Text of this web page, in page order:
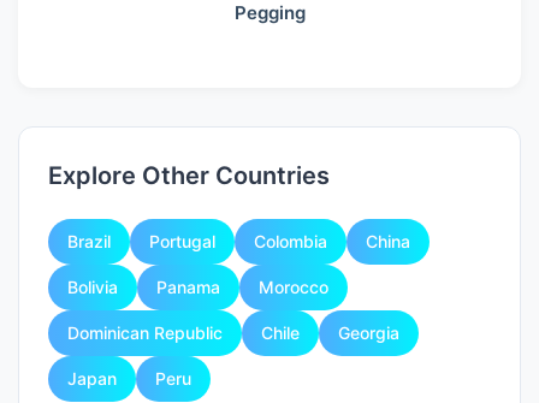
Pegging
Explore Other Countries
Brazil Portugal Colombia China
Bolivia Panama Morocco
Dominican Republic Chile Georgia
Japan Peru